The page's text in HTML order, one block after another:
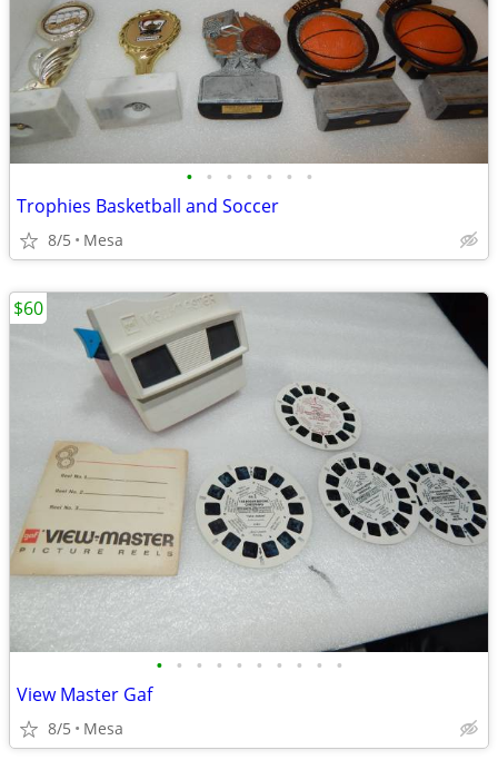
• • • • • • •
Trophies Basketball and Soccer
8/5 Mesa
• • • • • • • • • •
View Master Gaf
8/5 Mesa
$60